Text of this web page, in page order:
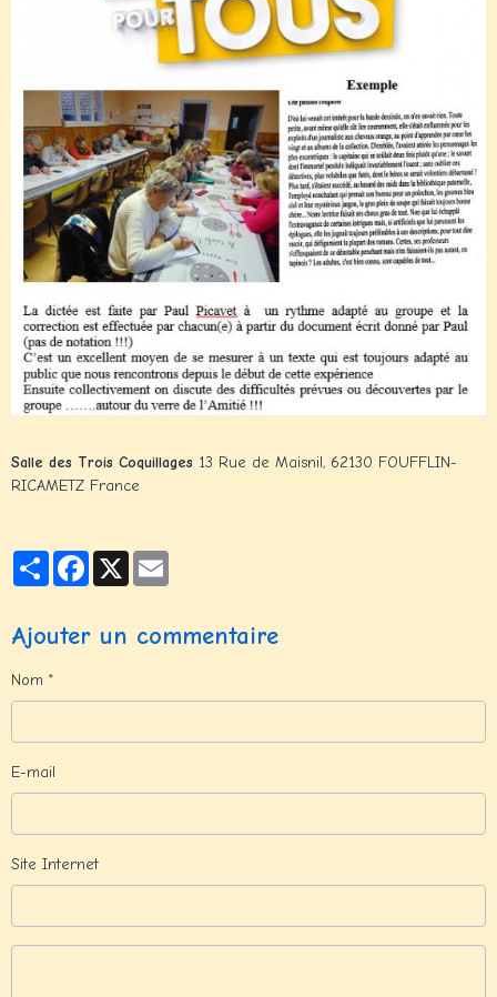
Salle des Trois Coquillages 13 Rue de Maisnil, 62130 FOUFFLIN-
RICAMETZ France
PartagerFacebook
X
Ajouter un commentaire
Nom
E-mail
Site Internet